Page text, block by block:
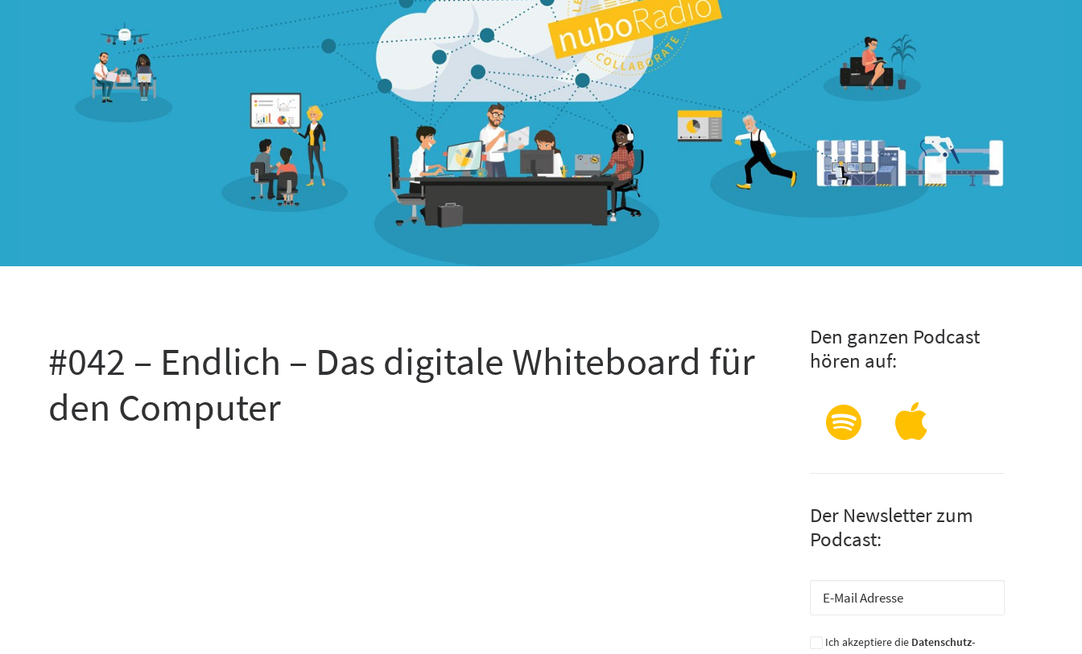
#042 – Endlich – Das digitale Whiteboard für
den Computer
Den ganzen Podcast
hören auf:
Der Newsletter zum
Podcast:
Ich akzeptiere die Datenschutz-